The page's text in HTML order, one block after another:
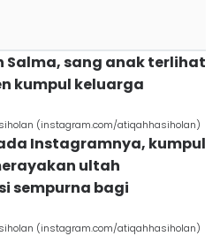
Salma, sang anak terlihat
kumpul keluarga
(instagram.com/atiqahhasiholan)
Instagramnya, kumpul
ultah
sempurna bagi
(instagram.com/atiqahhasiholan)